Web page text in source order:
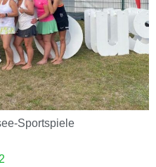
Sportspiele